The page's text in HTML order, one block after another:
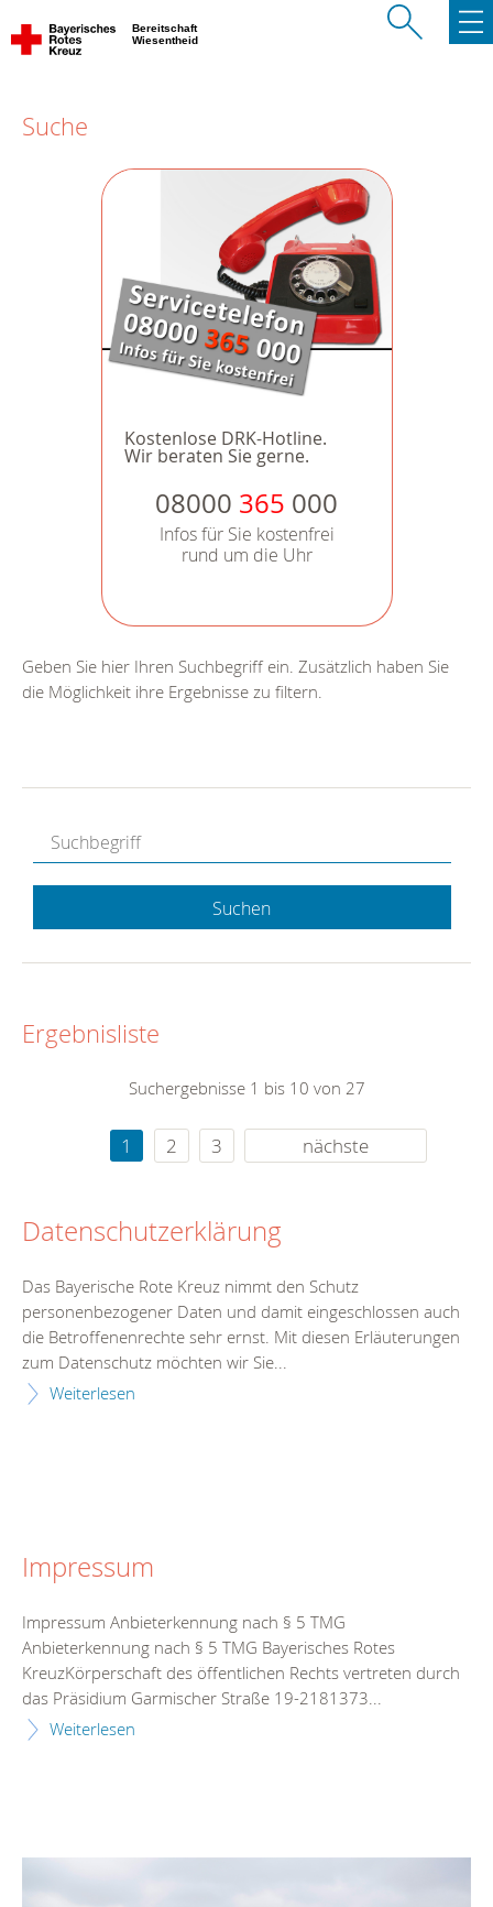
Bereitschaft
Wiesentheid
Suche
Kostenlose DRK-Hotline.
Wir beraten Sie gerne.
08000 365 000
Infos für Sie kostenfrei
rund um die Uhr
Geben Sie hier Ihren Suchbegriff ein. Zusätzlich haben Sie
die Möglichkeit ihre Ergebnisse zu filtern.
Suchen
Ergebnisliste
Suchergebnisse 1 bis 10 von 27
1 2 3 nächste
Datenschutzerklärung
Das Bayerische Rote Kreuz nimmt den Schutz
personenbezogener Daten und damit eingeschlossen auch
die Betroffenenrechte sehr ernst. Mit diesen Erläuterungen
zum Datenschutz möchten wir Sie...
Weiterlesen
Impressum
Impressum Anbieterkennung nach § 5 TMG
Anbieterkennung nach § 5 TMG Bayerisches Rotes
KreuzKörperschaft des öffentlichen Rechts vertreten durch
das Präsidium Garmischer Straße 19-2181373...
Weiterlesen